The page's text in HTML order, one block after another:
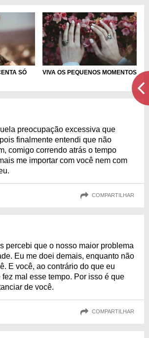
SÓ
VIVA OS PEQUENOS MOMENTOS
preocupação excessiva que
finalmente entendi que não
comigo correndo atrás o tempo
me importar com você nem com
COMPARTILHAR
percebi que o nosso maior problema
Eu me doei demais, enquanto não
E você, ao contrário do que eu
mal esse tempo. Por isso é que
de você.
COMPARTILHAR